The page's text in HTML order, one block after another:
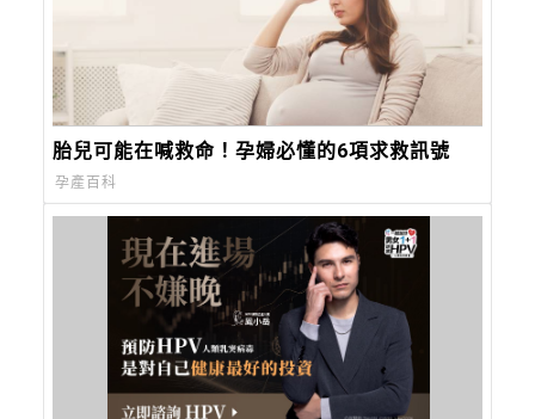
胎兒可能在喊救命！孕婦必懂的6項求救訊號
孕產百科